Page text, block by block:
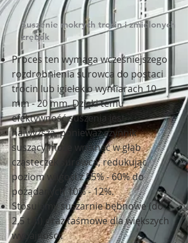
Proces ten wymaga wcześniejszego
rozdrobnienia surowca do postaci
trocin lub igiełek o wymiarach 10
mm - 20 mm. Dzięki temu
efektywność suszenia jest
najwyższa, ponieważ czynnik
suszący może wniknąć w głąb
cząsteczek surowca, redukując
poziom wilgoci z 55% - 60% do
pożądanych 10% - 12%.
Stosujemy suszarnie bębnowe (do
2,5 t/h) oraz taśmowe dla większych
wydajności.
Suszenie mokrych trocin i zmielonych
zrębek